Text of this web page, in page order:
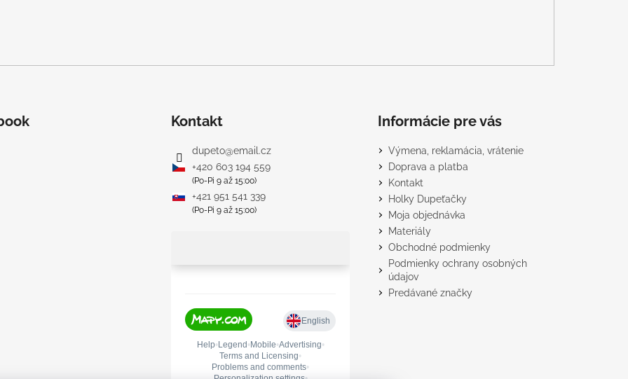
p
Kontakt
dupeto@email.cz
+420 603 194 559
(Po-Pi 9 až 15:00)
+421 951 541 339
(Po-Pi 9 až 15:00)
Informácie pre vás
Výmena, reklamácia, vrátenie
Doprava a platba
Kontakt
Holky Dupeťačky
Moja objednávka
Materiály
Obchodné podmienky
Podmienky ochrany osobných
údajov
Predávané značky